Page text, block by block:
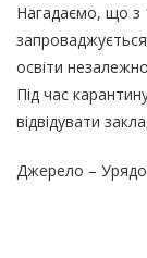
Нагадаємо, що з
освіти
Під час
відвідувати
Джерело –